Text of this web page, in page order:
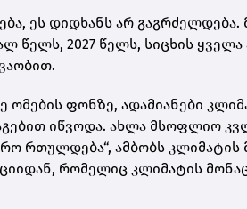
ეს დიდხანს არ
წელს, 2027 წელს, სიცხის
ფონზე, ადამიანები
იწვოდა. ახლა მსოფლიო
რთულდება“, ამბობს კლიმატის
რომელიც კლიმატის